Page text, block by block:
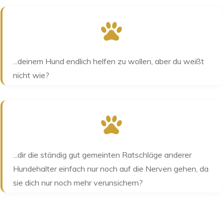
...deinem Hund endlich helfen zu wollen, aber du weißt
nicht wie?
...dir die ständig gut gemeinten Ratschläge anderer
Hundehalter einfach nur noch auf die Nerven gehen, da
sie dich nur noch mehr verunsichern?